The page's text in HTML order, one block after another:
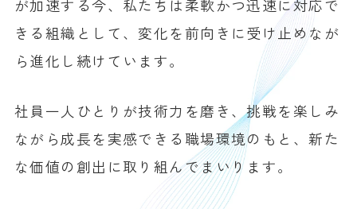
が加速する今、 私たちは柔軟かつ迅速に対応で
きる組織として、 変化を前向きに受け止めなが
ら進化し続けています。
社員一人ひとりが技術力を磨き、挑戦を楽しみ
ながら成長を実感できる職場環境のもと、新た
な価値の創出に取り組んでまいります。